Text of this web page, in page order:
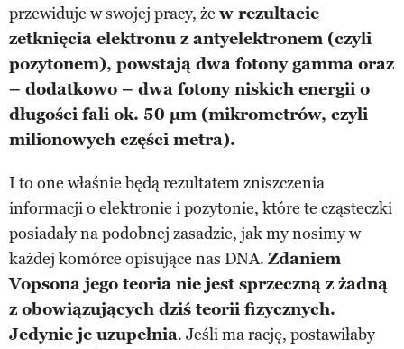
przewiduje w swojej pracy, że w rezultacie
zetknięcia elektronu z antyelektronem (czyli
pozytonem), powstają dwa fotony gamma oraz
– dodatkowo – dwa fotony niskich energii o
długości fali ok. 50 µm (mikrometrów, czyli
milionowych części metra).
I to one właśnie będą rezultatem zniszczenia
informacji o elektronie i pozytonie, które te cząsteczki
posiadały na podobnej zasadzie, jak my nosimy w
każdej komórce opisujące nas DNA. Zdaniem
Vopsona jego teoria nie jest sprzeczną z żadną
z obowiązujących dziś teorii fizycznych.
Jedynie je uzupełnia. Jeśli ma rację, postawiłaby